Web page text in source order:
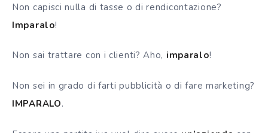
Non capisci nulla di tasse o di rendicontazione?
Imparalo!
Non sai trattare con i clienti? Aho, imparalo!
Non sei in grado di farti pubblicità o di fare marketing?
IMPARALO.